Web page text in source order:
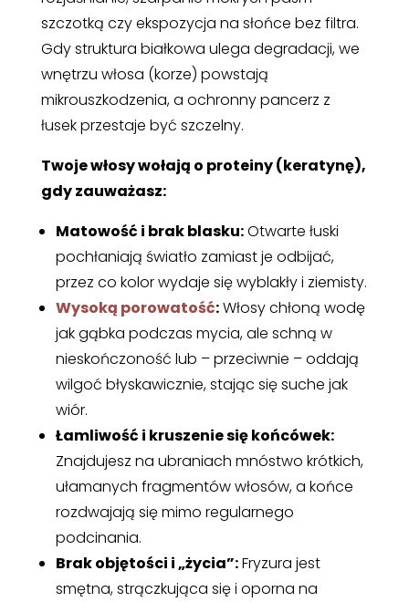
szczotką czy ekspozycja na słońce bez filtra.
Gdy struktura białkowa ulega degradacji, we
wnętrzu włosa (korze) powstają
mikrouszkodzenia, a ochronny pancerz z
łusek przestaje być szczelny.
Twoje włosy wołają o proteiny (keratynę),
gdy zauważasz:
Matowość i brak blasku:Otwarte łuski
pochłaniają światło zamiast je odbijać,
przez co kolor wydaje się wyblakły i ziemisty.
Wysoką porowatość:Włosy chłoną wodę
jak gąbka podczas mycia, ale schną w
nieskończoność lub – przeciwnie – oddają
wilgoć błyskawicznie, stając się suche jak
wiór.
Łamliwość i kruszenie się końcówek:
Znajdujesz na ubraniach mnóstwo krótkich,
ułamanych fragmentów włosów, a końce
rozdwajają się mimo regularnego
podcinania.
Brak objętości i „życia”:Fryzura jest
smętna, strączkująca się i oporna na